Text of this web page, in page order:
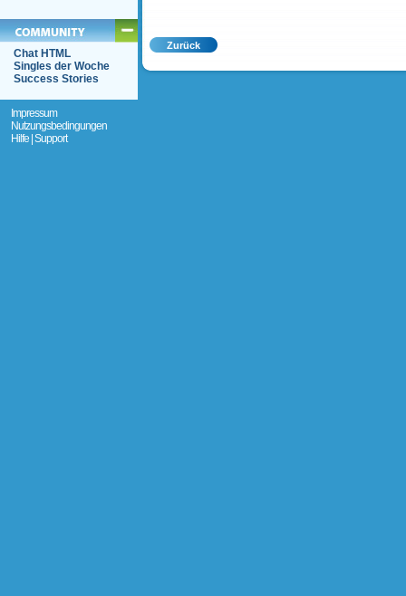
Chat HTML
Singles der Woche
Success Stories
Impressum
Nutzungsbedingungen
Hilfe | Support